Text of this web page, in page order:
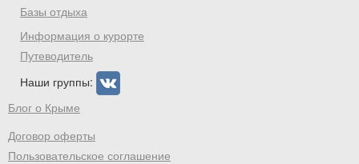
Базы отдыха
Информация о курорте
Путеводитель
Наши группы:
Блог о Крыме
Договор оферты
Пользовательское соглашение